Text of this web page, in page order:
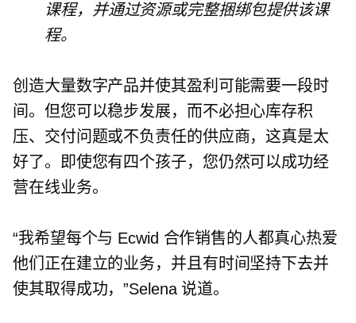
课程，并通过资源或完整捆绑包提供该课
程。
创造大量数字产品并使其盈利可能需要一段时
间。但您可以稳步发展，而不必担心库存积
压、交付问题或不负责任的供应商，这真是太
好了。即使您有四个孩子，您仍然可以成功经
营在线业务。
“我希望每个与 Ecwid 合作销售的人都真心热爱
他们正在建立的业务，并且有时间坚持下去并
使其取得成功，”Selena 说道。